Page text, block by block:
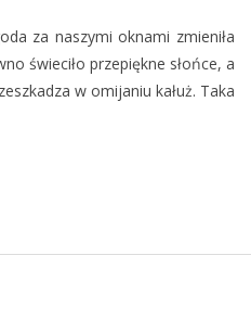
za naszymi oknami zmieniła
świeciło przepiękne słońce, a
w omijaniu kałuż. Taka